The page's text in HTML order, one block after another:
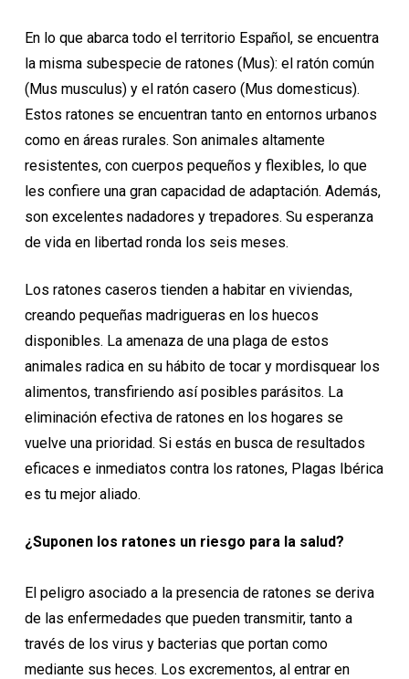
En lo que abarca todo el territorio Español, se encuentra
la misma subespecie de ratones (Mus): el ratón común
(Mus musculus) y el ratón casero (Mus domesticus).
Estos ratones se encuentran tanto en entornos urbanos
como en áreas rurales. Son animales altamente
resistentes, con cuerpos pequeños y flexibles, lo que
les confiere una gran capacidad de adaptación. Además,
son excelentes nadadores y trepadores. Su esperanza
de vida en libertad ronda los seis meses.
Los ratones caseros tienden a habitar en viviendas,
creando pequeñas madrigueras en los huecos
disponibles. La amenaza de una plaga de estos
animales radica en su hábito de tocar y mordisquear los
alimentos, transfiriendo así posibles parásitos. La
eliminación efectiva de ratones en los hogares se
vuelve una prioridad. Si estás en busca de resultados
eficaces e inmediatos contra los ratones, Plagas Ibérica
es tu mejor aliado.
¿Suponen los ratones un riesgo para la salud?
El peligro asociado a la presencia de ratones se deriva
de las enfermedades que pueden transmitir, tanto a
través de los virus y bacterias que portan como
mediante sus heces. Los excrementos, al entrar en